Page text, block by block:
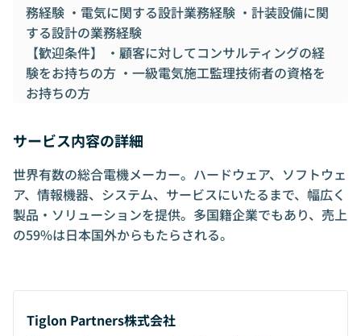
務経験 ・電気に関する設計業務経験 ・計装設備に関
する設計の業務経験
【歓迎条件】 ・顧客に対してコンサルティングの経
験をお持ちの方 ・一級電気施工監理技術者の資格を
お持ちの方
サービス内容の詳細
世界有数の総合電機メーカー。ハードウェア、ソフトウェ
ア、情報機器、システム、サービスにいたるまで、幅広く
製品・ソリューションを提供。多国籍企業でもあり、売上
の59%は日本国外からもたらされる。
Tiglon Partners株式会社